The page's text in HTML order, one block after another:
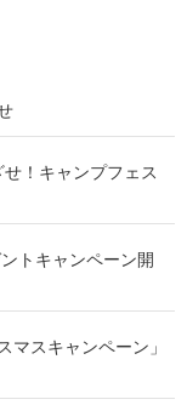
！キャンプフェス
トキャンペーン開
マスキャンペーン」